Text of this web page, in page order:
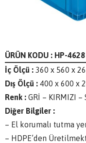
ÜRÜN KODU : HP-4628
İç Ölçü : 360 x 560 x
Dış Ölçü : 400 x 600 x
Renk : GRİ – KIRMIZI –
Diğer Bilgiler :
– El korumalı tutma
– HDPE’den